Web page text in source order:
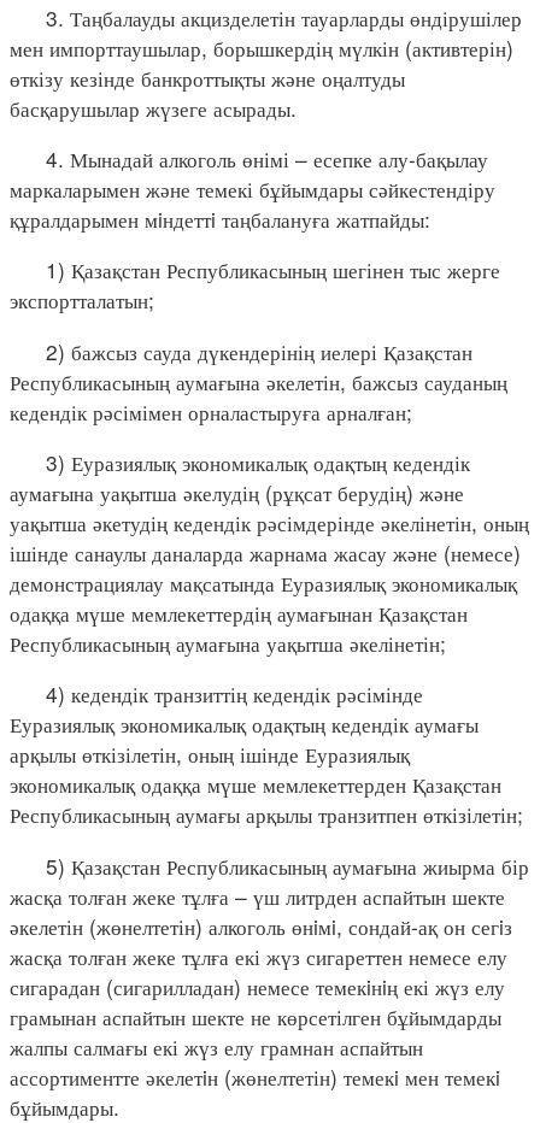
3. Таңбалауды акцизделетін тауарларды өндірушілер
мен импорттаушылар, борышкердің мүлкін (активтерін)
өткізу кезінде банкроттықты және оңалтуды
басқарушылар жүзеге асырады.
4. Мынадай алкоголь өнімі – есепке алу-бақылау
маркаларымен және темекі бұйымдары сәйкестендіру
құралдарымен мiндеттi таңбалануға жатпайды:
1) Қазақстан Республикасының шегінен тыс жерге
экспортталатын;
2) бажсыз сауда дүкендерінің иелері Қазақстан
Республикасының аумағына әкелетін, бажсыз сауданың
кедендік рәсімімен орналастыруға арналған;
3) Еуразиялық экономикалық одақтың кедендік
аумағына уақытша әкелудің (рұқсат берудің) және
уақытша әкетудің кедендік рәсімдерінде әкелінетін, оның
ішінде санаулы даналарда жарнама жасау және (немесе)
демонстрациялау мақсатында Еуразиялық экономикалық
одаққа мүше мемлекеттердің аумағынан Қазақстан
Республикасының аумағына уақытша әкелінетін;
4) кедендік транзиттің кедендік рәсімінде
Еуразиялық экономикалық одақтың кедендік аумағы
арқылы өткізілетін, оның ішінде Еуразиялық
экономикалық одаққа мүше мемлекеттерден Қазақстан
Республикасының аумағы арқылы транзитпен өткізілетін;
5) Қазақстан Республикасының аумағына жиырма бір
жасқа толған жеке тұлға – үш литрден аспайтын шекте
әкелетін (жөнелтетін) алкоголь өнiмi, сондай-ақ он сегiз
жасқа толған жеке тұлға екі жүз сигареттен немесе елу
сигарадан (сигарилладан) немесе темекiнiң екі жүз елу
грамынан аспайтын шекте не көрсетілген бұйымдарды
жалпы салмағы екі жүз елу грамнан аспайтын
ассортиментте әкелетiн (жөнелтетін) темекi мен темекi
бұйымдары.